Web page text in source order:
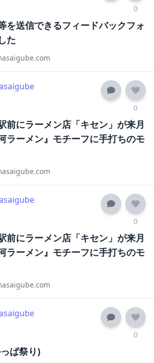
0
を送信できるフィードバックフォ
た
0
前にラーメン店「キセン」が来月
ラーメン』モチーフに手打ちのモ
0
前にラーメン店「キセン」が来月
ラーメン』モチーフに手打ちのモ
0
ぱ祭り)